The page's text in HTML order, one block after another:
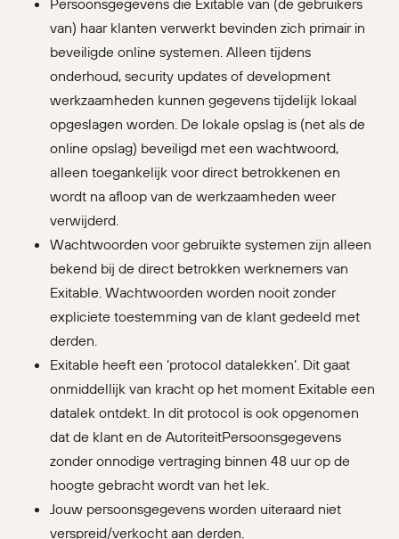
van) haar klanten verwerkt bevinden zich primair in
beveiligde online systemen. Alleen tijdens
onderhoud, security updates of development
werkzaamheden kunnen gegevens tijdelijk lokaal
opgeslagen worden. De lokale opslag is (net als de
online opslag) beveiligd met een wachtwoord,
alleen toegankelijk voor direct betrokkenen en
wordt na afloop van de werkzaamheden weer
verwijderd.
Wachtwoorden voor gebruikte systemen zijn alleen
bekend bij de direct betrokken werknemers van
Exitable. Wachtwoorden worden nooit zonder
expliciete toestemming van de klant gedeeld met
derden.
Exitable heeft een ‘protocol datalekken’. Dit gaat
onmiddellijk van kracht op het moment Exitable een
datalek ontdekt. In dit protocol is ook opgenomen
dat de klant en de AutoriteitPersoonsgegevens
zonder onnodige vertraging binnen 48 uur op de
hoogte gebracht wordt van het lek.
Jouw persoonsgegevens worden uiteraard niet
verspreid/verkocht aan derden.